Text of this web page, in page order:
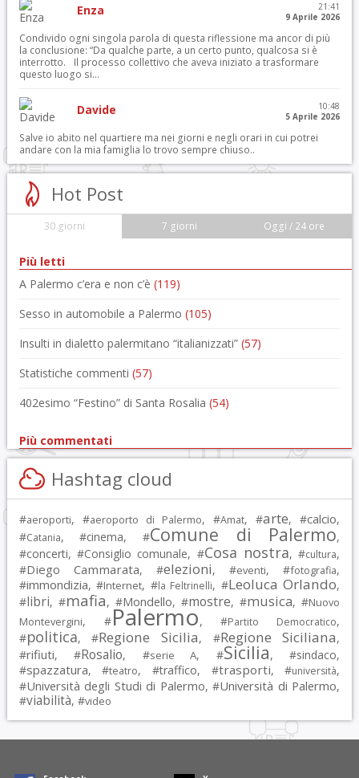
Enza
21:41
9 Aprile 2026
Condivido ogni singola parola di questa riflessione ma ancor di più
la conclusione: “Da qualche parte, a un certo punto, qualcosa si è
interrotto. Il processo collettivo che aveva iniziato a trasformare
questo luogo si...
Davide
10:48
5 Aprile 2026
Salve io abito nel quartiere ma nei giorni e negli orari in cui potrei
andare con la mia famiglia lo trovo sempre chiuso..
Hot Post
30 giorni 7 giorni Oggi / 24 ore
Più letti
A Palermo c’era e non c’è (119)
Sesso in automobile a Palermo (105)
Insulti in dialetto palermitano “italianizzati” (57)
Statistiche commenti (57)
402esimo “Festino” di Santa Rosalia (54)
Più commentati
Hashtag cloud
#aeroporti, #aeroporto di Palermo, #Amat, #arte, #calcio,
#Catania, #cinema, #Comune di Palermo,
#concerti, #Consiglio comunale, #Cosa nostra, #cultura,
#Diego Cammarata, #elezioni, #eventi, #fotografia,
#immondizia, #Internet, #la Feltrinelli, #Leoluca Orlando,
#libri, #mafia, #Mondello, #mostre, #musica, #Nuovo
Montevergini, #Palermo, #Partito Democratico,
#politica, #Regione Sicilia, #Regione Siciliana,
#rifiuti, #Rosalio, #serie A, #Sicilia, #sindaco,
#spazzatura, #teatro, #traffico, #trasporti, #università,
#Università degli Studi di Palermo, #Università di Palermo,
#viabilità, #video